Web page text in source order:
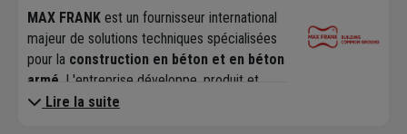
MAX FRANK est un fournisseur international
majeur de solutions techniques spécialisées
pour la construction en béton et en béton
armé . L'entreprise développe, produit et
distribue depuis plus d'un demi-siècle une
Lire la suite